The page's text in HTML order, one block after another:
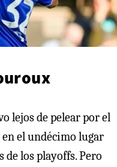
lejos de pelear por el
en el undécimo lugar
de los playoffs. Pero